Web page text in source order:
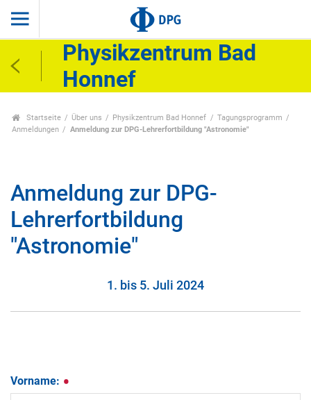
Physikzentrum Bad
Honnef
Startseite Über uns Physikzentrum Bad Honnef
Tagungsprogramm
Anmeldungen
Anmeldung zur DPG-Lehrerfortbildung "Astronomie"
Anmeldung zur DPG-
Lehrerfortbildung
"Astronomie"
1. bis 5. Juli 2024
Vorname: